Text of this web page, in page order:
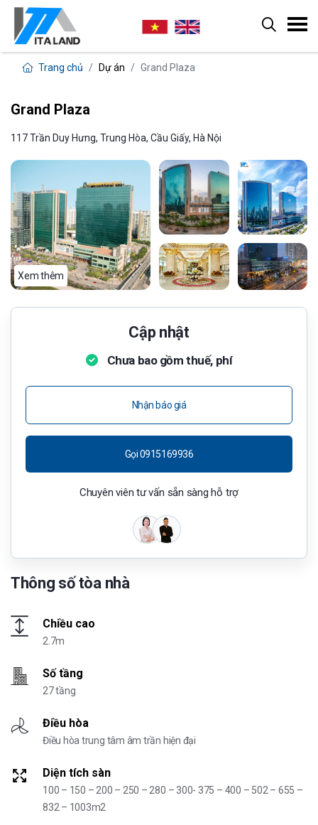
Trang chủ Dự án Grand Plaza
Grand Plaza
117 Trần Duy Hưng, Trung Hòa, Cầu Giấy, Hà Nội
Xem thêm
Thông số tòa nhà
Chiều cao
2.7m
Số tầng
27 tầng
Điều hòa
Điều hòa trung tâm âm trần hiện đại
Diện tích sàn
100 – 150 – 200 – 250 – 280 – 300- 375 – 400 – 502 – 655 –
832 – 1003m2
Cập nhật
Chưa bao gồm thuế, phí
Nhận báo giá
Gọi 0915169936
Chuyên viên tư vấn sẵn sàng hỗ trợ